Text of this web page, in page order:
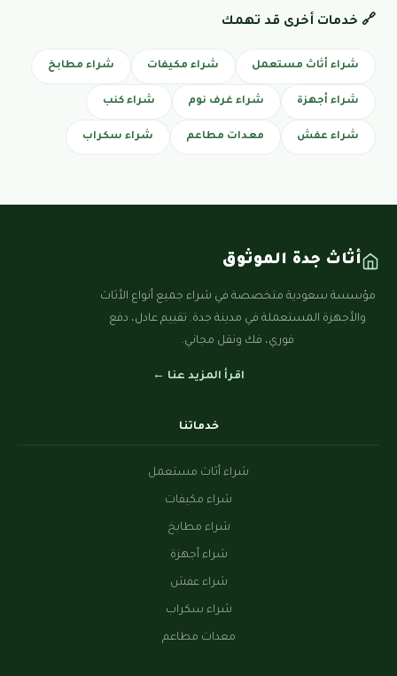
🔗 خدمات أخرى قد تهمك
شراء أثاث مستعمل شراء مكيفات شراء مطابخ
شراء أجهزة شراء غرف نوم شراء كنب
شراء عفش معدات مطاعم شراء سكراب
أثاث جدة الموثوق
مؤسسة سعودية متخصصة في شراء جميع أنواع الأثاث
والأجهزة المستعملة في مدينة جدة. تقييم عادل، دفع
فوري، فك ونقل مجاني.
اقرأ المزيد عنا ←
خدماتنا
شراء أثاث مستعمل
شراء مكيفات
شراء مطابخ
شراء أجهزة
شراء عفش
شراء سكراب
معدات مطاعم